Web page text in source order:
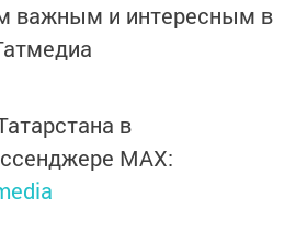
важным и интересным в
в
MАХ: